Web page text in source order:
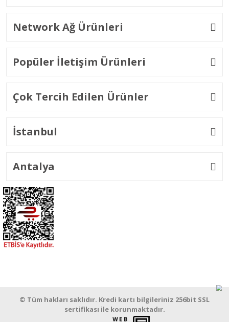
Network Ağ Ürünleri
Popüler İletişim Ürünleri
Çok Tercih Edilen Ürünler
İstanbul
Antalya
© Tüm hakları saklıdır. Kredi kartı bilgileriniz 256bit SSL
sertifikası ile korunmaktadır.
WEB